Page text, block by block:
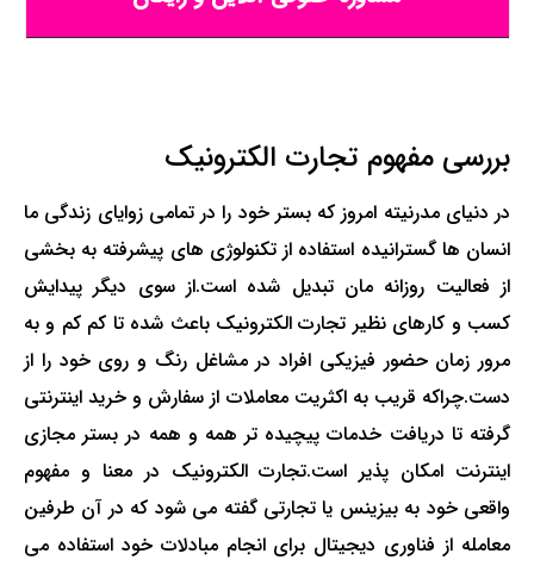
بررسی مفهوم تجارت الکترونیک
در دنیای مدرنیته امروز که بستر خود را در تمامی زوایای زندگی ما
انسان ها گسترانیده استفاده از تکنولوژی های پیشرفته به بخشی
از فعالیت روزانه مان تبدیل شده است.از سوی دیگر پیدایش
کسب و کارهای نظیر تجارت الکترونیک باعث شده تا کم کم و به
مرور زمان حضور فیزیکی افراد در مشاغل رنگ و روی خود را از
دست.چراکه قریب به اکثریت معاملات از سفارش و خرید اینترنتی
گرفته تا دریافت خدمات پیچیده تر همه و همه در بستر مجازی
اینترنت امکان پذیر است.تجارت الکترونیک در معنا و مفهوم
واقعی خود به بیزینس یا تجارتی گفته می شود که در آن طرفین
معامله از فناوری دیجیتال برای انجام مبادلات خود استفاده می